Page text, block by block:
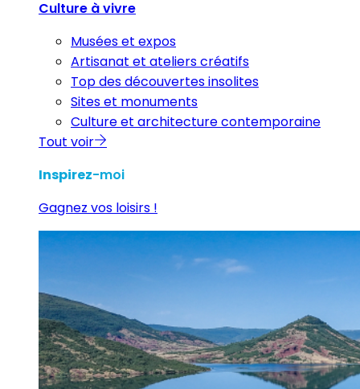
Culture à vivre
Musées et expos
Artisanat et ateliers créatifs
Top des découvertes insolites
Sites et monuments
Culture et architecture contemporaine
Tout voir
Inspirez-moi
Gagnez vos loisirs !